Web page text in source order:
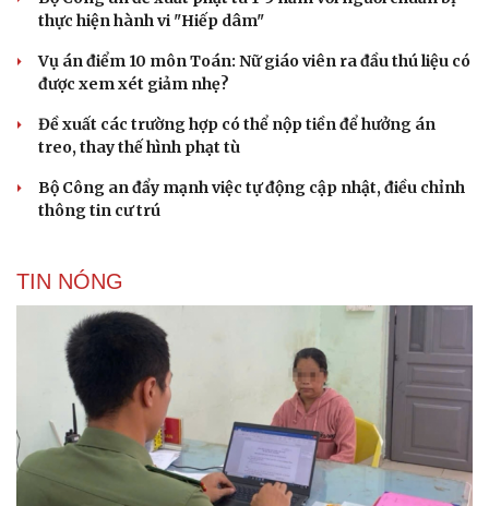
thực hiện hành vi "Hiếp dâm"
Vụ án điểm 10 môn Toán: Nữ giáo viên ra đầu thú liệu có
được xem xét giảm nhẹ?
Đề xuất các trường hợp có thể nộp tiền để hưởng án
treo, thay thế hình phạt tù
Bộ Công an đẩy mạnh việc tự động cập nhật, điều chỉnh
thông tin cư trú
TIN NÓNG